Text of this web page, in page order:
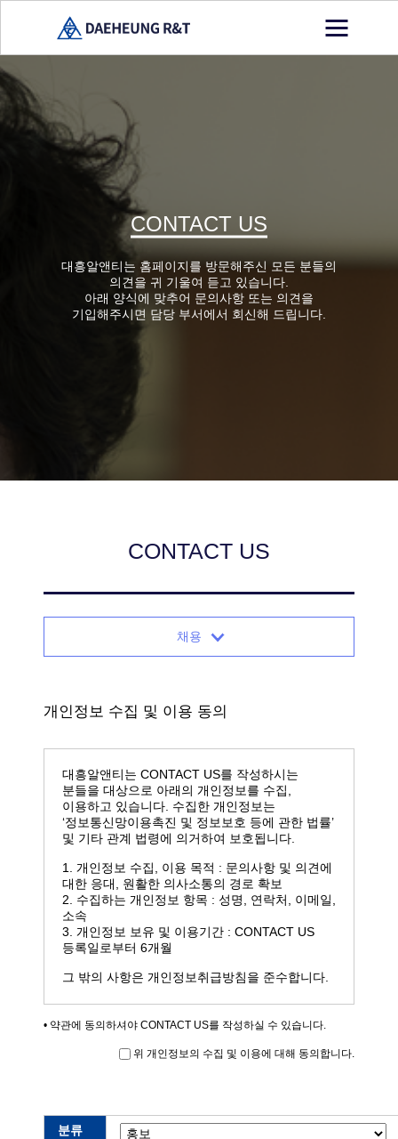
CONTACT US
대흥알앤티는 홈페이지를 방문해주신 모든 분들의
의견을 귀 기울여 듣고 있습니다.
아래 양식에 맞추어 문의사항 또는 의견을
기입해주시면 담당 부서에서 회신해 드립니다.
CONTACT US
채용
개인정보 수집 및 이용 동의
대흥알앤티는 CONTACT US를 작성하시는
분들을 대상으로 아래의 개인정보를 수집,
이용하고 있습니다. 수집한 개인정보는
‘정보통신망이용촉진 및 정보보호 등에 관한 법률’
및 기타 관계 법령에 의거하여 보호됩니다.
1. 개인정보 수집, 이용 목적 : 문의사항 및 의견에
대한 응대, 원활한 의사소통의 경로 확보
2. 수집하는 개인정보 항목 : 성명, 연락처, 이메일,
소속
3. 개인정보 보유 및 이용기간 : CONTACT US
등록일로부터 6개월
그 밖의 사항은 개인정보취급방침을 준수합니다.
• 약관에 동의하셔야 CONTACT US를 작성하실 수 있습니다.
위 개인정보의 수집 및 이용에 대해 동의합니다.
분류